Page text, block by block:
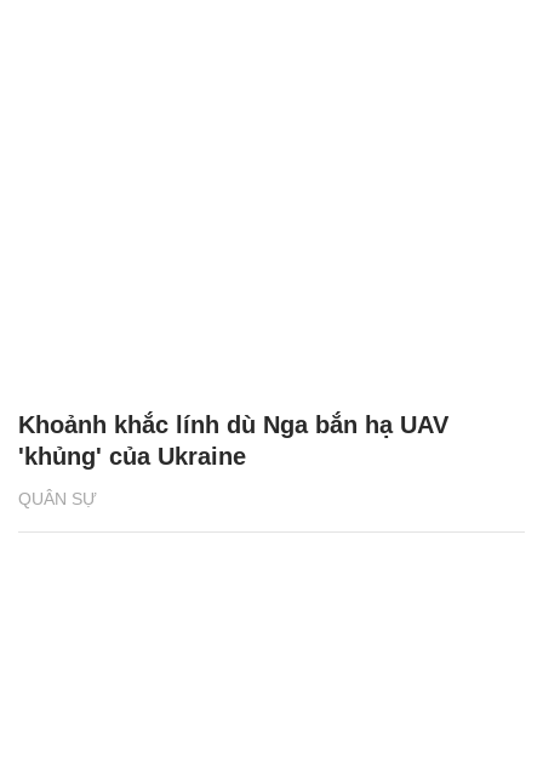
QUÂN SỰ
Khoảnh khắc lính dù Nga bắn hạ UAV
'khủng' của Ukraine